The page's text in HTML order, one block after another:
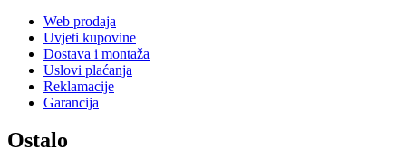
Web prodaja
Uvjeti kupovine
Dostava i montaža
Uslovi plaćanja
Reklamacije
Garancija
Ostalo